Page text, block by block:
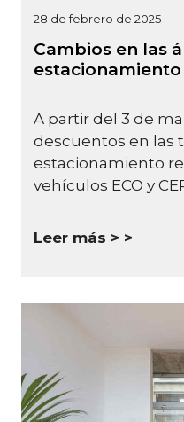
28 de febrero de 2025
Cambios en las
estacionamiento
A partir del 3 de
descuentos en las
estacionamiento
vehículos ECO y
Leer más >